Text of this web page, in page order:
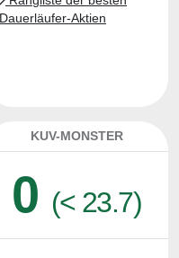
Dauerläufer-Aktien
KUV-MONSTER
0 (< 23.7)